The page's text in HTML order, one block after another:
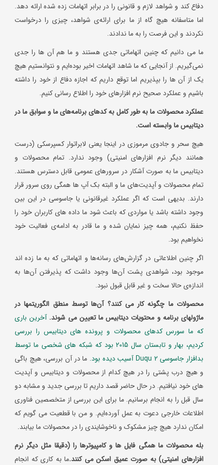
دفاع کند و شواهد لازم و قانونی را در برابر اتهامات زده شده ارائه دهد.
اما متاسفانه هیچ گاه از ما برای ارائه‌ی شواهد، چیزی را درخواست
نکردند و این فرصت را به ما ندادند.
ما می دانیم که چنین اتهاماتی جدی هستند و ما هم آن ها را جدی
نمی‌گیریم. از آنجایی که ما شاهد اتهامات اخیر بوده‌ایم و نتوانستیم هیچ
یک از آن ها را بپذیریم اما توقع داریم که اجازه دفاع از خود را داشته
باشیم و عملکرد صحیح نرم افزارهای خود را اطلاع رسانی کنیم.
عملکرد محصولات ما به طور کامل به کدهای برنامه‌های ما و سوابق ما در
دیتابیس ما وابسته است.
هیچ سحر و جادوی مرموزی در اینجا یعنی لابراتوار کسپرسکی (درست
همانند دیگر نرم افزارهای امنیتی) وجود ندارد. تمام محصولات و
دیتابیس ما به صورت آشکار در سرورهای عمومی قابل دسترس هستند.
تمام محصولات و آپدیت‌های ما و البته بک آپ ها همگی روی سرور قرار
دارند. بدیهی است که اگر عملکرد غیرقانونی یا جاسوسی در این بین
وجود داشته باشد یا مواردی که باعث شود ما داده های کاربران خود را
حفظ نکنیم، همه چیز نمایان شده و ما قادر به ادامه‌ی فعالیت خود
نخواهیم بود.
اگر چنین اطلاعاتی در گزارش‌های رسانه‌ها و اتهاماتی که به ما زده اند
موجود بود، شواهدی پشت آن‌ها وجود داشت که پذیرفتن آن‌ها به
اندازه‌ی حالا سخت و غیر قابل قبول نبود.
محصولات ما چگونه کار می کنند؟ آن‌ها توسط منطق الگوریتمها در
ماژولهای برنامه و محتویات دیتابیس ما تعیین می شوند.آخرین باری
که ما سورس کدهای محصولات و پرونده های دیتابیس را بررسی
کردیم، بهار و تابستان سال 2015 بود که شبکه های شخصی ما توسط
بدافزار جاسوسیDuqu 2آسیب دیده بود. ما در آن بررسی، هیچ باگی
و هیچ درب پشتی را در هیچ کدام از محصولات و دیتابیس و آپدیت
های خود نیافتیم. در حال حاضر قصد داریم تا بررسی جدید و مشابه دو
سال قبل را به انجام برسانیم. ما برای این بررسی از متخصصین فناوری
اطلاعات خارجی دعوت به عمل آورده‌ایم. و من با قطعیت می گویم که
امکان ندارد هیچ چیز مشکوک و ناخوشایندی را در محصولات ما بیابند.
بله محصولات ما همگی فایل ها و کامپیوترها را (دقیقا مثل دیگر نرم
افزارهای امنیتی) به صورت عمیق اسکن می کنند.ما به کاری که انجام